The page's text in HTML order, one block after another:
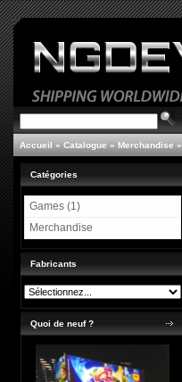
Accueil » Catalogue » Merchandise »
Catégories
Games (1)
Merchandise
Fabricants
Quoi de neuf ?